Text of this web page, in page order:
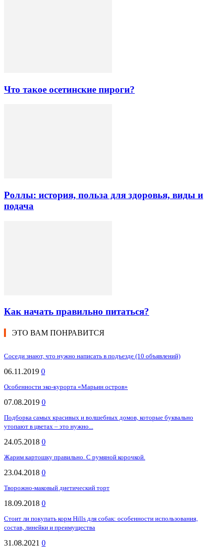
Что такое осетинские пироги?
Роллы: история, польза для здоровья, виды и
подача
Как начать правильно питаться?
ЭТО ВАМ ПОНРАВИТСЯ
Соседи знают, что нужно написать в подъезде (10 объявлений)
06.11.2019 0
Особенности эко-курорта «Марьин остров»
07.08.2019 0
Подборка самых красивых и волшебных домов, которые буквально
утопают в цветах – это нужно...
24.05.2018 0
Жарим картошку правильно. С румяной корочкой.
23.04.2018 0
Творожно-маковый диетический торт
18.09.2018 0
Стоит ли покупать корм Hills для собак: особенности использования,
состав, линейки и преимущества
31.08.2021 0